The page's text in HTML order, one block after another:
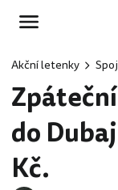
Akční letenky
do
Kč.